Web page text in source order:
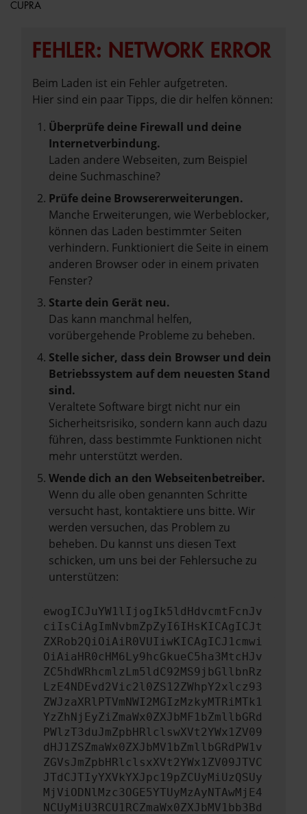
CUPRA
FEHLER: NETWORK ERROR
Beim Laden ist ein Fehler aufgetreten.
Hier sind ein paar Tipps, die dir helfen können:
Überprüfe deine Firewall und deine
Internetverbindung.
Laden andere Webseiten, zum Beispiel
deine Suchmaschine?
Prüfe deine Browsererweiterungen.
Manche Erweiterungen, wie Werbeblocker,
können das Laden bestimmter Seiten
verhindern. Funktioniert die Seite in einem
anderen Browser oder in einem privaten
Fenster?
Starte dein Gerät neu.
Das kann manchmal helfen,
vorübergehende Probleme zu beheben.
Stelle sicher, dass dein Browser und dein
Betriebssystem auf dem neuesten Stand
sind.
Veraltete Software birgt nicht nur ein
Sicherheitsrisiko, sondern kann auch dazu
führen, dass bestimmte Funktionen nicht
mehr unterstützt werden.
Wende dich an den Webseitenbetreiber.
Wenn du alle oben genannten Schritte
versucht hast, kontaktiere uns bitte. Wir
werden versuchen, das Problem zu
beheben. Du kannst uns diesen Text
schicken, um uns bei der Fehlersuche zu
unterstützen:
ewogICJuYW1lIjogIk5ldHdvcmtFcnJv
ciIsCiAgImNvbmZpZyI6IHsKICAgICJt
ZXRob2QiOiAiR0VUIiwKICAgICJ1cmwi
OiAiaHR0cHM6Ly9hcGkueC5ha3MtcHJv
ZC5hdWRhcmlzLm5ldC92MS9jbGllbnRz
LzE4NDEvd2Vic2l0ZS12ZWhpY2xlcz93
ZWJzaXRlPTVmNWI2MGIzMzkyMTRiMTk1
YzZhNjEyZiZmaWx0ZXJbMF1bZmllbGRd
PWlzT3duJmZpbHRlclswXVt2YWx1ZV09
dHJ1ZSZmaWx0ZXJbMV1bZmllbGRdPW1v
ZGVsJmZpbHRlclsxXVt2YWx1ZV09JTVC
JTdCJTIyYXVkYXJpc19pZCUyMiUzQSUy
MjViODNlMzc3OGE5YTUyMzAyNTAwMjE4
NCUyMiU3RCU1RCZmaWx0ZXJbMV1bb3Bd